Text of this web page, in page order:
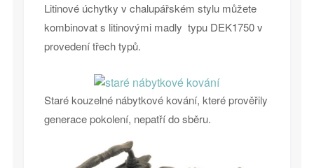
Litinové úchytky v chalupářském stylu můžete
kombinovat s litinovými madly typu DEK1750 v
provedení třech typů.
Staré kouzelné nábytkové kování, které prověřily
generace pokolení, nepatří do sběru.